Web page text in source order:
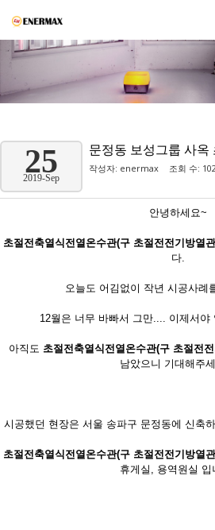
25
2019-Sep
문정동 보성그룹 사
작성자: enermax 조회 수:
안녕하세요~
초절전축열식전열온수관(구 초절전전기방열
다.
오늘도 어김없이 작년 시공사례
12월은 너무 바빠서 그만.... 이제서야
아직도 초절전축열식전열온수관(구 초절전
남았으니 기대해주
시공했던 현장은 서울 송파구 문정동에 신축
초절전축열식전열온수관(구 초절전전기방열
휴게실, 용역원실 입